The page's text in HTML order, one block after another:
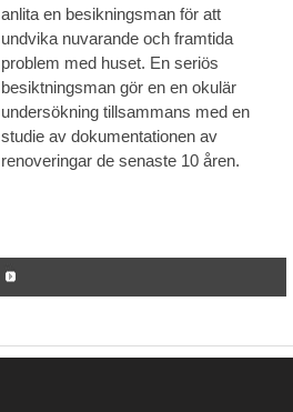
anlita en besikningsman för att
undvika nuvarande och framtida
problem med huset. En seriös
besiktningsman gör en en okulär
undersökning tillsammans med en
studie av dokumentationen av
renoveringar de senaste 10 åren.